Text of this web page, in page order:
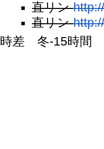
直リン
直リン
時差 冬-15時